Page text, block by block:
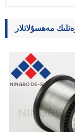
مەھسۇلاتلار